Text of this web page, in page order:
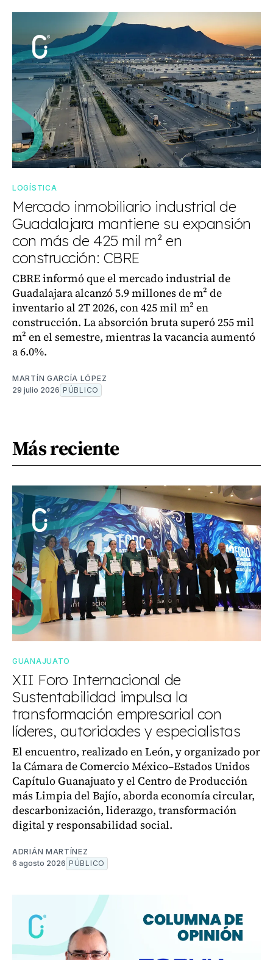
LOGÍSTICA
Mercado inmobiliario industrial de
Guadalajara mantiene su expansión
con más de 425 mil m² en
construcción: CBRE
CBRE informó que el mercado industrial de
Guadalajara alcanzó 5.9 millones de m² de
inventario al 2T 2026, con 425 mil m² en
construcción. La absorción bruta superó 255 mil
m² en el semestre, mientras la vacancia aumentó
a 6.0%.
MARTÍN GARCÍA LÓPEZ
29 julio 2026 PÚBLICO
Más reciente
GUANAJUATO
XII Foro Internacional de
Sustentabilidad impulsa la
transformación empresarial con
líderes, autoridades y especialistas
El encuentro, realizado en León, y organizado por
la Cámara de Comercio México–Estados Unidos
Capítulo Guanajuato y el Centro de Producción
más Limpia del Bajío, aborda economía circular,
descarbonización, liderazgo, transformación
digital y responsabilidad social.
ADRIÁN MARTÍNEZ
6 agosto 2026 PÚBLICO